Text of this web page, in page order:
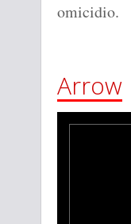
omicidio.
Arrow